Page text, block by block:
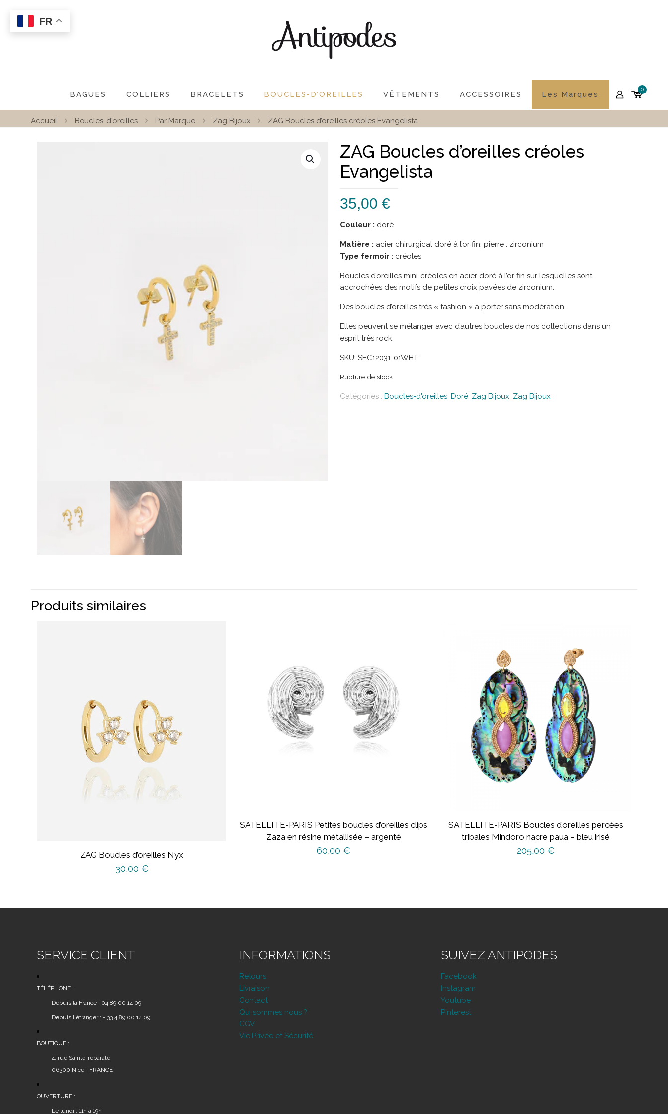
BAGUES COLLIERS BRACELETS BOUCLES-D’OREILLES VÊTEMENTS ACCESSOIRES Les Marques
0
Accueil Boucles-d'oreilles Par Marque Zag Bijoux ZAG Boucles d’oreilles créoles Evangelista
ZAG Boucles d’oreilles créoles
Evangelista
35,00 €
Couleur : doré
Matière : acier chirurgical doré à l’or fin, pierre : zirconium
Type fermoir : créoles
Boucles d’oreilles mini-créoles en acier doré à l’or fin sur lesquelles sont
accrochées des motifs de petites croix pavées de zirconium.
Des boucles d’oreilles très « fashion » à porter sans modération.
Elles peuvent se mélanger avec d’autres boucles de nos collections dans un
esprit très rock.
SKU: SEC12031-01WHT
Rupture de stock
Catégories : Boucles-d'oreilles, Doré, Zag Bijoux, Zag Bijoux
Produits similaires
ZAG Boucles d’oreilles Nyx
30,00 €
SATELLITE-PARIS Petites boucles d’oreilles clips
Zaza en résine métallisée – argenté
60,00 €
SATELLITE-PARIS Boucles d’oreilles percées
tribales Mindoro nacre paua – bleu irisé
205,00 €
SERVICE CLIENT
TÉLÉPHONE :
Depuis la France : 04 89 00 14 09
Depuis l'étranger : + 33 4 89 00 14 09
BOUTIQUE :
4, rue Sainte-réparate
06300 Nice - FRANCE
OUVERTURE :
Le lundi : 11h à 19h
INFORMATIONS
Retours
Livraison
Contact
Qui sommes nous ?
CGV
Vie Privée et Sécurité
SUIVEZ ANTIPODES
Facebook
Instagram
Youtube
Pinterest
FR